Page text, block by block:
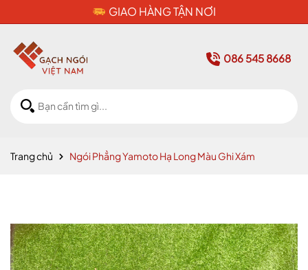
CAM KẾT HÀNG CHÍNH HÃNG
086 545 8668
Trang chủ Ngói Phẳng Yamoto Hạ Long Màu Ghi Xám